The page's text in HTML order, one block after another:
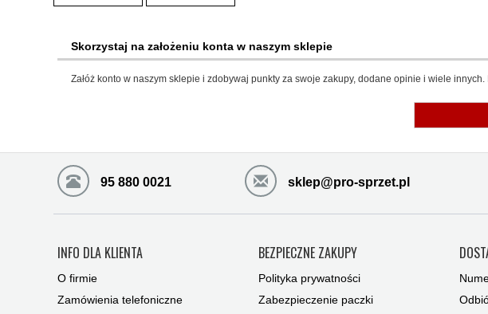
Skorzystaj na założeniu konta w naszym sklepie
Załóż konto w naszym sklepie i zdobywaj punkty za swoje zakupy, dodane opinie i wiele
95 880 0021 sklep@pro-sprzet.pl
INFO DLA KLIENTA
O firmie
Zamówienia telefoniczne
BEZPIECZNE ZAKUPY
Polityka prywatności
Zabezpieczenie paczki